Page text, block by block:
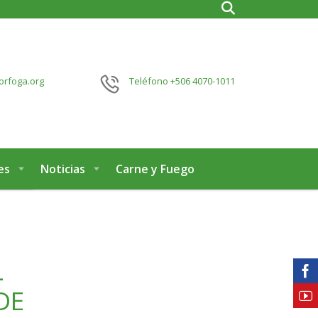
Teléfono +506 4070-1011
Noticias Carne y Fuego